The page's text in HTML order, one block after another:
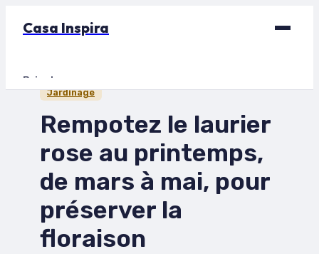
Casa Inspira
Bricolage
Jardinage
Rempotez le laurier
rose au printemps,
de mars à mai, pour
préserver la
floraison